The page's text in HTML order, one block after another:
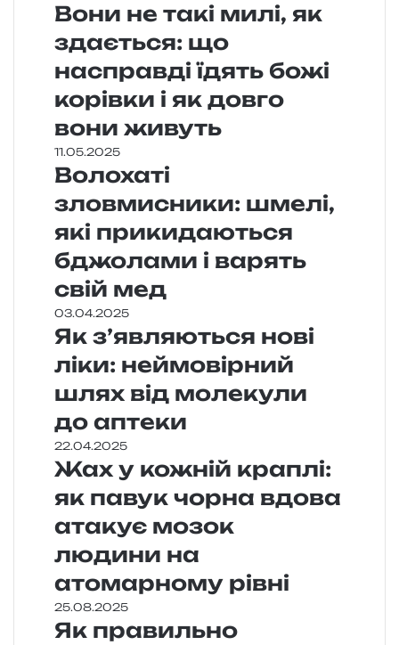
Вони не такі милі, як
здається: що
насправді їдять божі
корівки і як довго
вони живуть
11.05.2025
Волохаті
зловмисники: шмелі,
які прикидаються
бджолами і варять
свій мед
03.04.2025
Як з’являються нові
ліки: неймовірний
шлях від молекули
до аптеки
22.04.2025
Жах у кожній краплі:
як павук чорна вдова
атакує мозок
людини на
атомарному рівні
25.08.2025
Як правильно